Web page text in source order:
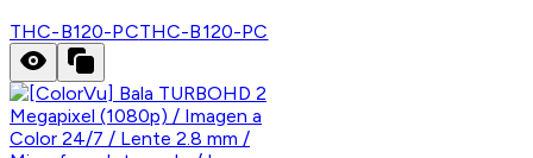
THC-B120-PCTHC-B120-PC